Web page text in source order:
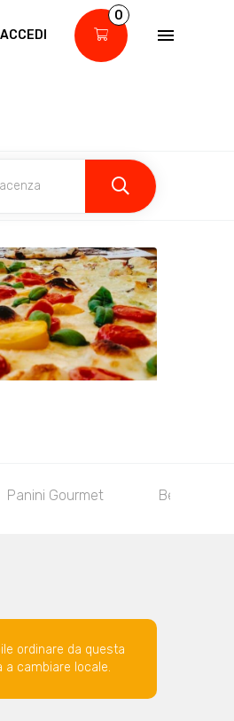
ACCEDI
0
Panini Gourmet Bevande
ordinare da questa
cambiare locale.